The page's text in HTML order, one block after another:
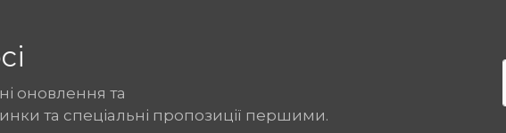
оновлення та
та спеціальні пропозиції першими.